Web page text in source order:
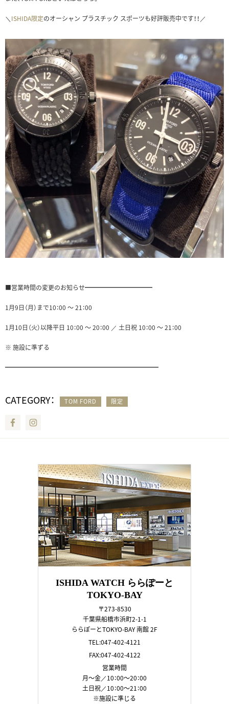
＼ ISHIDA限定のオーシャン プラスチック スポーツも好評販売中です！！／
■営業時間の変更のお知らせ━━━━━━━━━━━
1月9日（月）まで10：00 ～ 21：00
1月10日（火）以降平日 10：00 ～ 20：00 ／ 土日祝 10：00 ～ 21：00
※ 施設に準ずる
━━━━━━━━━━━━━━━━━━━━━━━━━
CATEGORY： TOM FORD 限定
Facebook
ISHIDA WATCH ららぽーと
TOKYO-BAY
〒273-8530
千葉県船橋市浜町2-1-1
ららぽーとTOKYO-BAY 南館 2F
TEL:047-402-4121
FAX:047-402-4122
営業時間
月～金／10：00～20：00
土日祝／10：00～21：00
※施設に準じる